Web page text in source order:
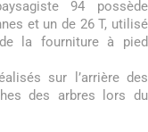
94 possède
et un de 26 T, utilisé
la fourniture à pied
sur l’arrière des
des arbres lors du